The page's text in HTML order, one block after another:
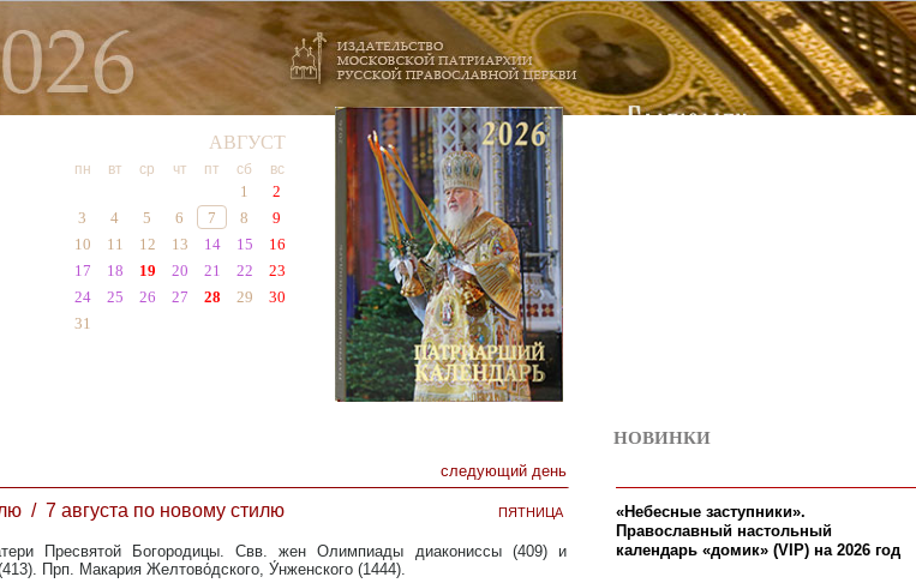
следующий день
/ 7 августа по новому стилю пятница
Пресвятой Богородицы. Свв. жен Олимпиады диакониссы (409) и
Прп. Макария Желтово́дского, У́нженского (1444).
НОВИНКИ
«Небесные заступники».
Православный настольный
календарь «домик» (VIP) на 2026 год
АВГУСТ
пн вт ср чт пт сб вс
1
2
3
4 5 6 7 8
9
10
11 12 13 14 15
16
17
18 19 20 21 22
23
24
25 26 27 28 29
30
31